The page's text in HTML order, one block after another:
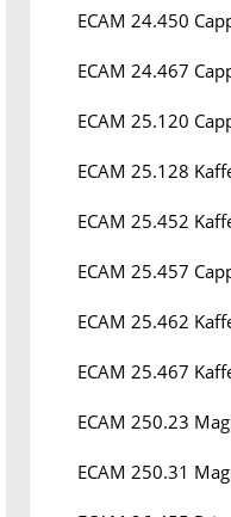
ECAM 24.450
ECAM 24.467
ECAM 25.120
ECAM 25.128
ECAM 25.452
ECAM 25.457
ECAM 25.462
ECAM 25.467
ECAM 250.23
ECAM 250.31